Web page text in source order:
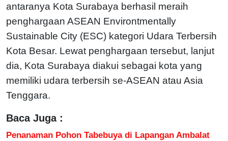
antaranya Kota Surabaya berhasil meraih
penghargaan ASEAN Environtmentally
Sustainable City (ESC) kategori Udara Terbersih
Kota Besar. Lewat penghargaan tersebut, lanjut
dia, Kota Surabaya diakui sebagai kota yang
memiliki udara terbersih se-ASEAN atau Asia
Tenggara.
Baca Juga :
Penanaman Pohon Tabebuya di Lapangan Ambalat